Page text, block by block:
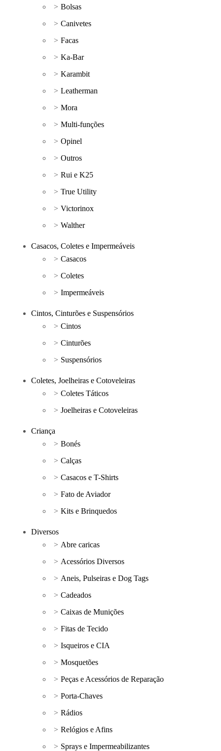
Bolsas
Canivetes
Facas
Ka-Bar
Karambit
Leatherman
Mora
Multi-funções
Opinel
Outros
Rui e K25
True Utility
Victorinox
Walther
Casacos, Coletes e Impermeáveis
Casacos
Coletes
Impermeáveis
Cintos, Cinturões e Suspensórios
Cintos
Cinturões
Suspensórios
Coletes, Joelheiras e Cotoveleiras
Coletes Táticos
Joelheiras e Cotoveleiras
Criança
Bonés
Calças
Casacos e T-Shirts
Fato de Aviador
Kits e Brinquedos
Diversos
Abre caricas
Acessórios Diversos
Aneis, Pulseiras e Dog Tags
Cadeados
Caixas de Munições
Fitas de Tecido
Isqueiros e CIA
Mosquetões
Peças e Acessórios de Reparação
Porta-Chaves
Rádios
Relógios e Afins
Sprays e Impermeabilizantes